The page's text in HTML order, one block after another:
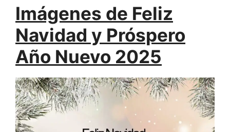
Imágenes de Feliz
Navidad y Próspero
Año Nuevo 2025